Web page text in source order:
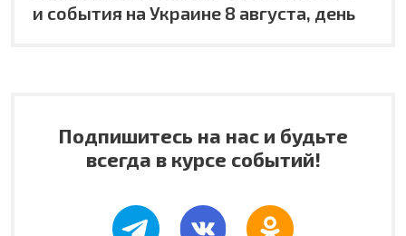
и события на Украине 8 августа, день
Подпишитесь на нас и будьте
всегда в курсе событий!